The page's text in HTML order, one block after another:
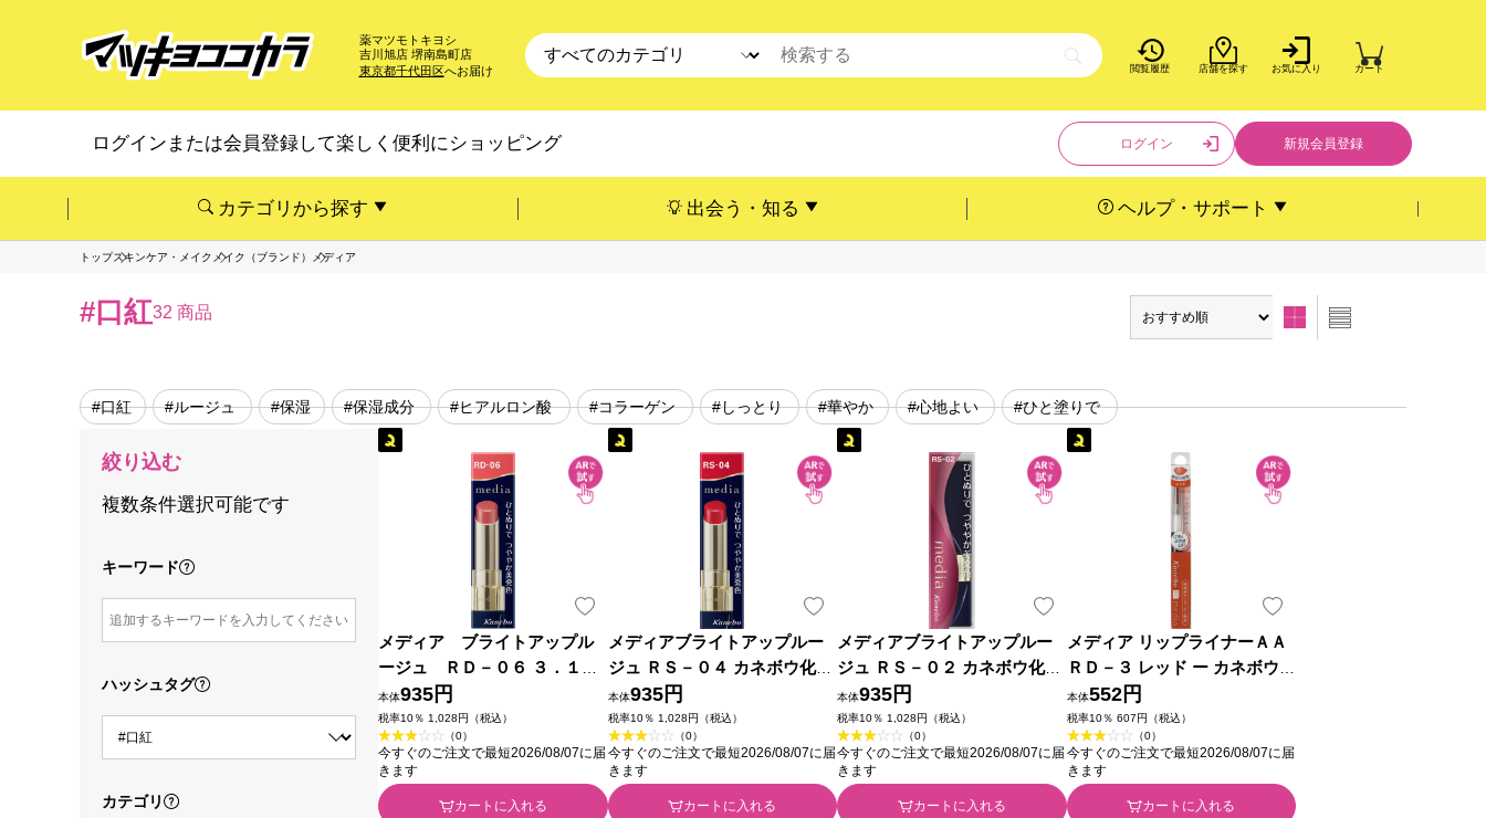
薬マツモトキヨシ
吉川旭店 堺南島町店
東京都千代田区へお届け 閲覧履歴 店舗を探す お気に入り カート
ログインまたは会員登録して楽しく便利にショッピング ログイン 新規会員登録
カテゴリから探す 出会う・知る ヘルプ・サポート
トップスキンケア・メイク メイク（ブランド） メディア
#口紅32 商品
#口紅 #ルージュ #保湿 #保湿成分 #ヒアルロン酸 #コラーゲン #しっとり #華やか #心地よい #ひと塗りで
絞り込む
複数条件選択可能です
キーワード
ハッシュタグ
カテゴリ
メディア ブライトアップル
ージュ ＲＤ－０６ ３．１ｇ
カネボウ化粧品
本体935円
税率10％ 1,028円（税込）
（0）
今すぐのご注文で最短2026/08/07に届
きます
カートに入れる
メディアブライトアップルー
ジュ ＲＳ－０４ カネボウ化粧
品
本体935円
税率10％ 1,028円（税込）
（0）
今すぐのご注文で最短2026/08/07に届
きます
カートに入れる
メディアブライトアップルー
ジュ ＲＳ－０２ カネボウ化粧
品
本体935円
税率10％ 1,028円（税込）
（0）
今すぐのご注文で最短2026/08/07に届
きます
カートに入れる
メディア リップライナーＡＡ
ＲＤ－３ レッド ー カネボウ化
粧品
本体552円
税率10％ 607円（税込）
（0）
今すぐのご注文で最短2026/08/07に届
きます
カートに入れる